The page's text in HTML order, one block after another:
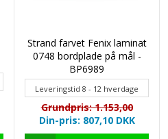
Strand farvet Fenix laminat
0748 bordplade på mål -
BP6989
Leveringstid 8 - 12 hverdage
Grundpris: 1.153,00
Din-pris: 807,10 DKK